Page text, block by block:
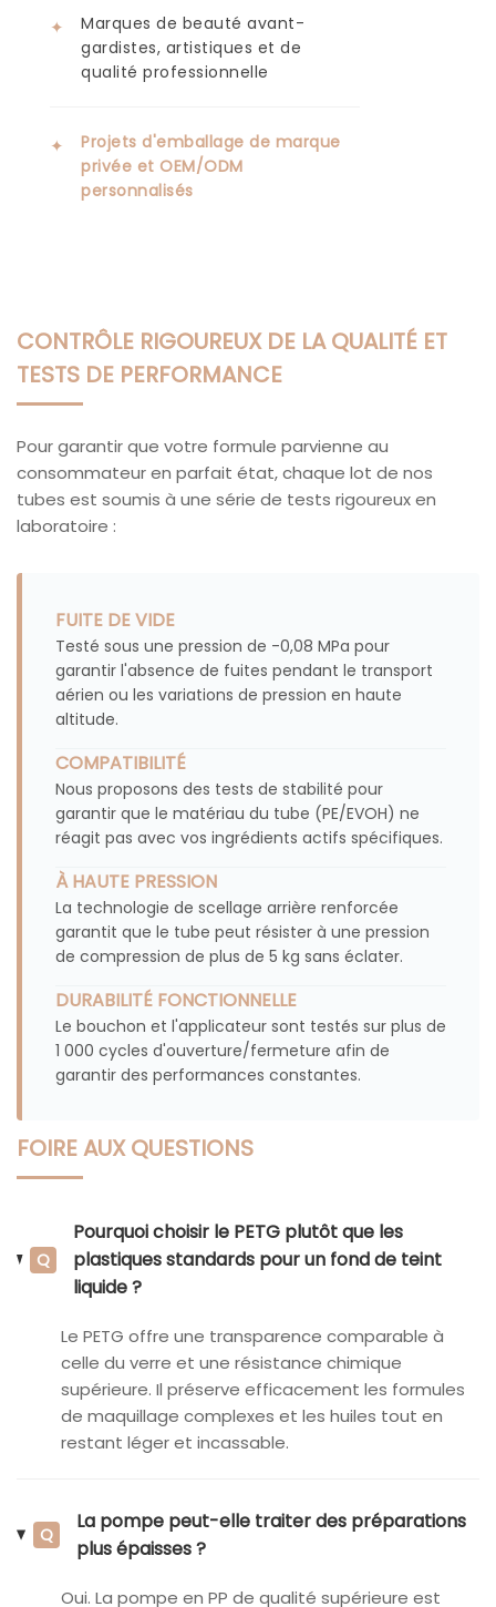
✦
Marques de beauté avant-
gardistes, artistiques et de
qualité professionnelle
✦
Projets d'emballage de marque
privée et OEM/ODM
personnalisés
CONTRÔLE RIGOUREUX DE LA QUALITÉ ET
TESTS DE PERFORMANCE
Pour garantir que votre formule parvienne au
consommateur en parfait état, chaque lot de nos
tubes est soumis à une série de tests rigoureux en
laboratoire :
FUITE DE VIDE
Testé sous une pression de -0,08 MPa pour
garantir l'absence de fuites pendant le transport
aérien ou les variations de pression en haute
altitude.
COMPATIBILITÉ
Nous proposons des tests de stabilité pour
garantir que le matériau du tube (PE/EVOH) ne
réagit pas avec vos ingrédients actifs spécifiques.
À HAUTE PRESSION
La technologie de scellage arrière renforcée
garantit que le tube peut résister à une pression
de compression de plus de 5 kg sans éclater.
DURABILITÉ FONCTIONNELLE
Le bouchon et l'applicateur sont testés sur plus de
1 000 cycles d'ouverture/fermeture afin de
garantir des performances constantes.
FOIRE AUX QUESTIONS
Q
Pourquoi choisir le PETG plutôt que les
plastiques standards pour un fond de teint
liquide ?
Le PETG offre une transparence comparable à
celle du verre et une résistance chimique
supérieure. Il préserve efficacement les formules
de maquillage complexes et les huiles tout en
restant léger et incassable.
Q
La pompe peut-elle traiter des préparations
plus épaisses ?
Oui. La pompe en PP de qualité supérieure est